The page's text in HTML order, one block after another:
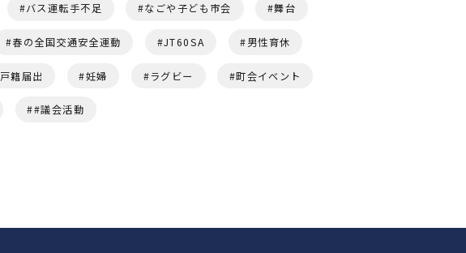
バス運転手不足 なごや子ども市会 舞台
春の全国交通安全運動 JT60SA 男性育休
戸籍届出 妊婦 ラグビー 町会イベント
#議会活動